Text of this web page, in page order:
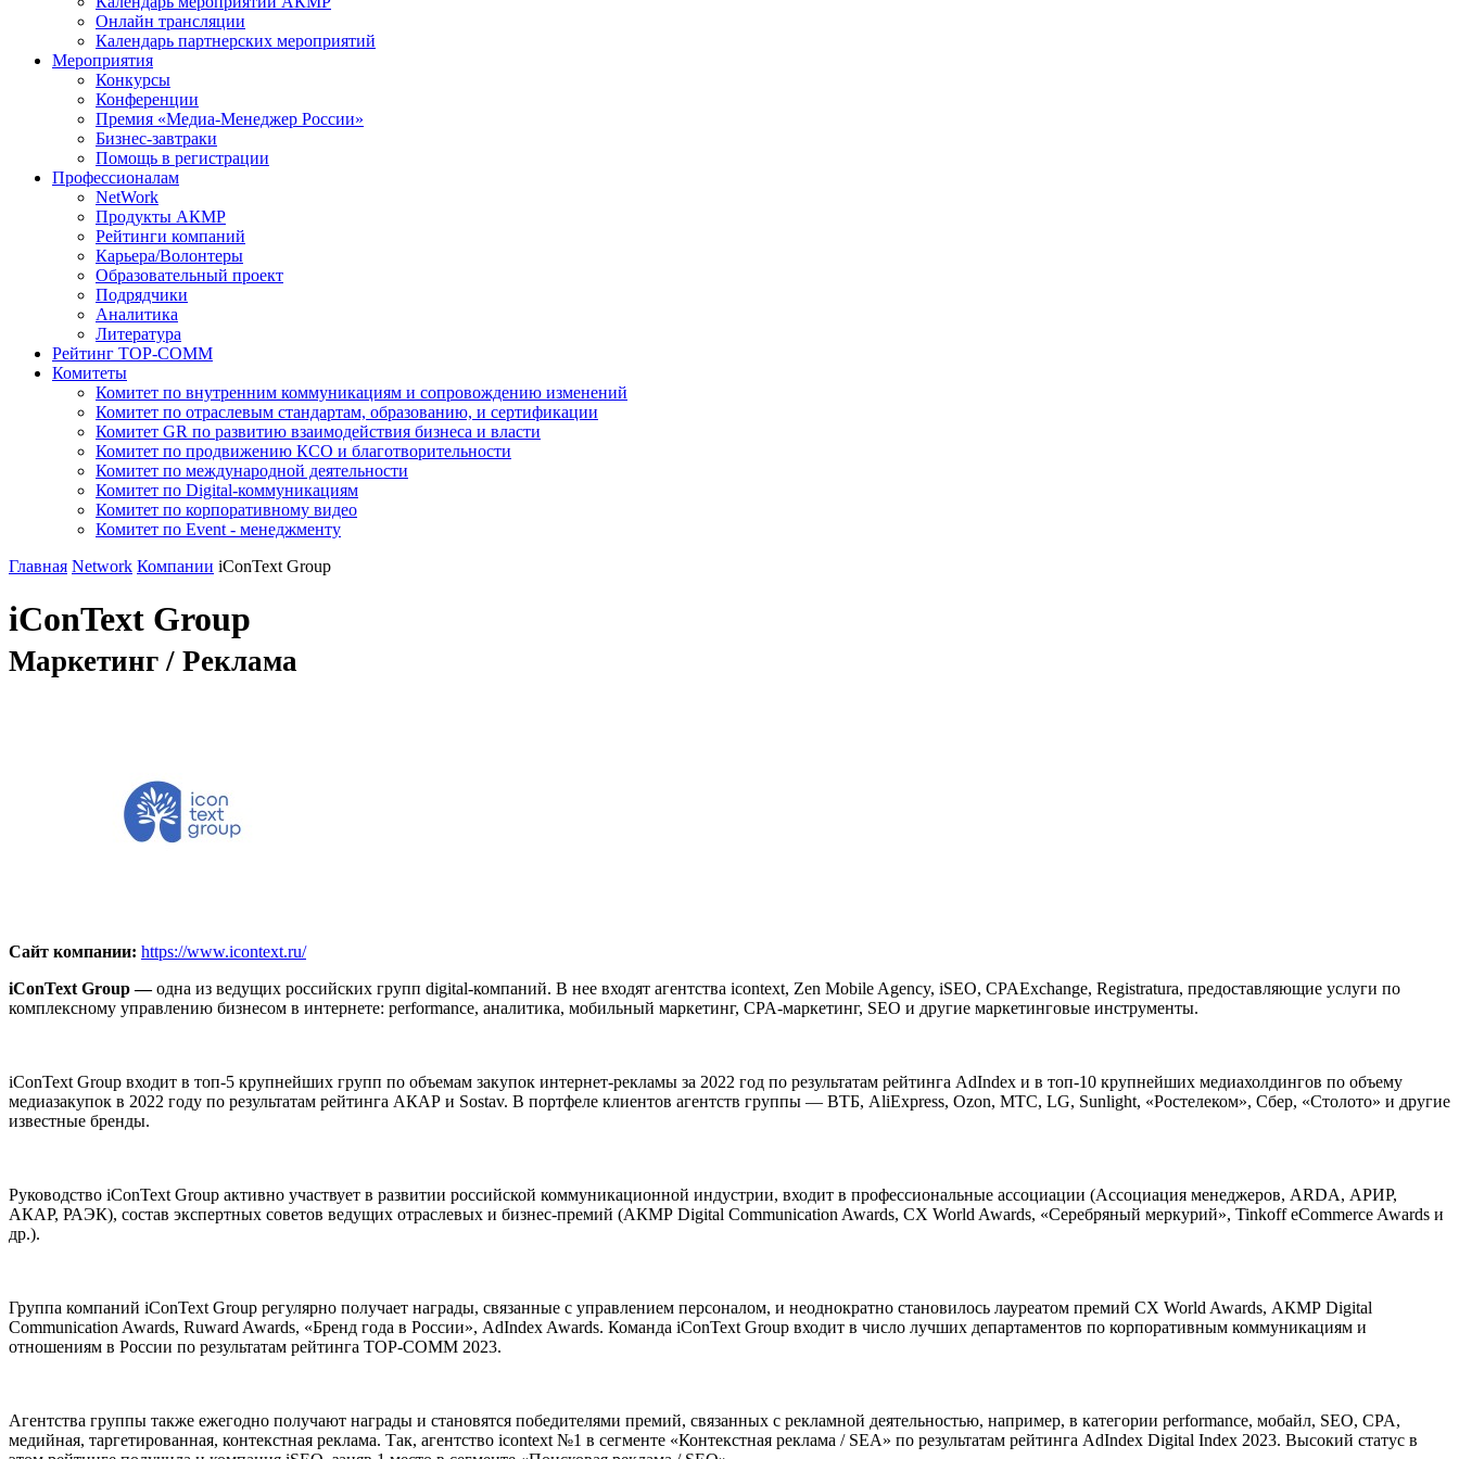
Онлайн трансляции
Календарь партнерских мероприятий
Мероприятия
Конкурсы
Конференции
Премия «Медиа-Менеджер России»
Бизнес-завтраки
Помощь в регистрации
Профессионалам
NetWork
Продукты АКМР
Рейтинги компаний
Карьера/Волонтеры
Образовательный проект
Подрядчики
Аналитика
Литература
Рейтинг TOP-COMM
Комитеты
Комитет по внутренним коммуникациям и сопровождению изменений
Комитет по отраслевым стандартам, образованию, и сертификации
Комитет GR по развитию взаимодействия бизнеса и власти
Комитет по продвижению КСО и благотворительности
Комитет по международной деятельности
Комитет по Digital-коммуникациям
Комитет по корпоративному видео
Комитет по Event - менеджменту
Главная Network Компании iConText Group
iConText Group
Маркетинг / Реклама
Сайт компании: https://www.icontext.ru/
iConText Group —одна из ведущих российских групп digital-компаний. В нее входят агентства icontext, Zen Mobile Agency, iSEO, CPAExchange, Registratura, предоставляющие услуги по
комплексному управлению бизнесом в интернете: performance, аналитика, мобильный маркетинг, CPA-маркетинг, SEO и другие маркетинговые инструменты.
iConText Group входит в топ-5 крупнейших групп по объемам закупок интернет-рекламы за 2022 год по результатам рейтинга AdIndex и в топ-10 крупнейших медиахолдингов по объему
медиазакупок в 2022 году по результатам рейтинга АКАР и Sostav. В портфеле клиентов агентств группы — ВТБ, AliExpress, Ozon, МТС, LG, Sunlight, «Ростелеком», Сбер, «Столото» и другие
известные бренды.
Руководство iConText Group активно участвует в развитии российской коммуникационной индустрии, входит в профессиональные ассоциации (Ассоциация менеджеров, ARDA, АРИР,
АКАР, РАЭК), состав экспертных советов ведущих отраслевых и бизнес-премий (АКМР Digital Communication Awards, CX World Awards, «Серебряный меркурий», Tinkoff eCommerce Awards и
др.).
Группа компаний iConText Group регулярно получает награды, связанные с управлением персоналом, и неоднократно становилось лауреатом премий CX World Awards, АКМР Digital
Communication Awards, Ruward Awards, «Бренд года в России», AdIndex Awards. Команда iConText Group входит в число лучших департаментов по корпоративным коммуникациям и
отношениям в России по результатам рейтинга TOP-COMM 2023.
Агентства группы также ежегодно получают награды и становятся победителями премий, связанных с рекламной деятельностью, например, в категории performance, мобайл, SEO, CPA,
медийная, таргетированная, контекстная реклама. Так, агентство icontext №1 в сегменте «Контекстная реклама / SEA» по результатам рейтинга AdIndex Digital Index 2023. Высокий статус в